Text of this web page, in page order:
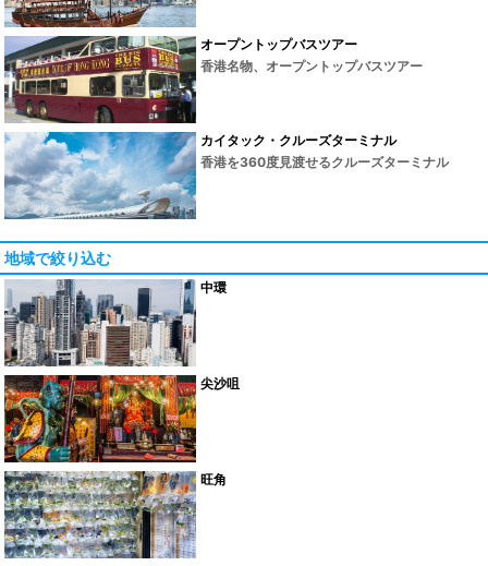
オープントップバスツアー
香港名物、オープントップバスツアー
カイタック・クルーズターミナル
香港を360度見渡せるクルーズターミナル
地域で絞り込む
中環
尖沙咀
旺角